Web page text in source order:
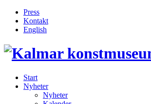
Press
Kontakt
English
Inläggsnavigering
Start
Nyheter
Nyheter